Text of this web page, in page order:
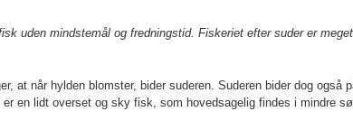
uden mindstemål og fredningstid. Fiskeriet efter suder er
at når hylden blomster, bider suderen. Suderen bider dog også
en lidt overset og sky fisk, som hovedsagelig findes i mindre